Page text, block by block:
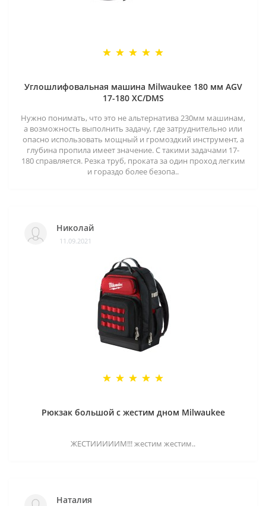
Углошлифовальная машина Milwaukee 180 мм AGV
17-180 XC/DMS
Нужно понимать, что это не альтернатива 230мм машинам,
а возможность выполнить задачу, где затруднительно или
опасно использовать мощный и громоздкий инструмент, а
глубина пропила имеет значение. С такими задачами 17-
180 справляется. Резка труб, проката за один проход легким
и гораздо более безопа..
Николай
11.09.2021
Рюкзак большой с жестим дном Milwaukee
ЖЕСТИИИИИМ!!! жестим жестим..
Наталия